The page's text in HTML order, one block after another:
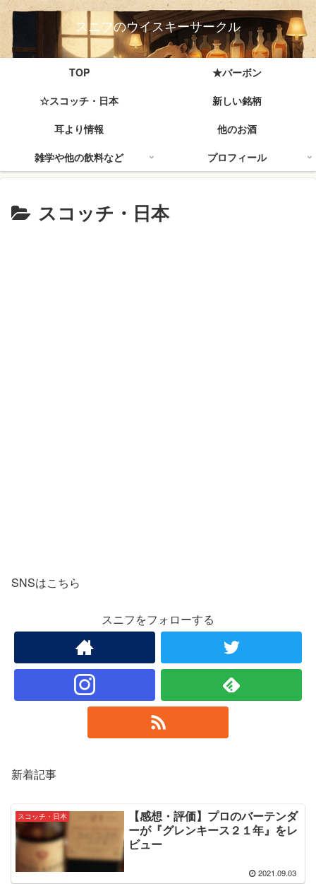
スニフのウイスキーサークル
TOP
★バーボン
☆スコッチ・日本
新しい銘柄
耳より情報
他のお酒
雑学や他の飲料など
プロフィール
スコッチ・日本
SNSはこちら
スニフをフォローする
新着記事
スコッチ・日本
【感想・評価】プロのバーテンダ
ーが『グレンキース２１年』をレ
ビュー
2021.09.03